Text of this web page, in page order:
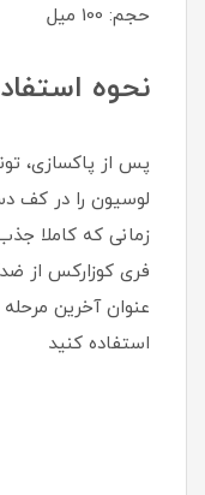
حجم: 100 میل
نحوه
پس از پاکسازی،
لوسیون را در کف
زمانی که کاملا
فری کوزارکس از
عنوان آخرین
استفاده کنید